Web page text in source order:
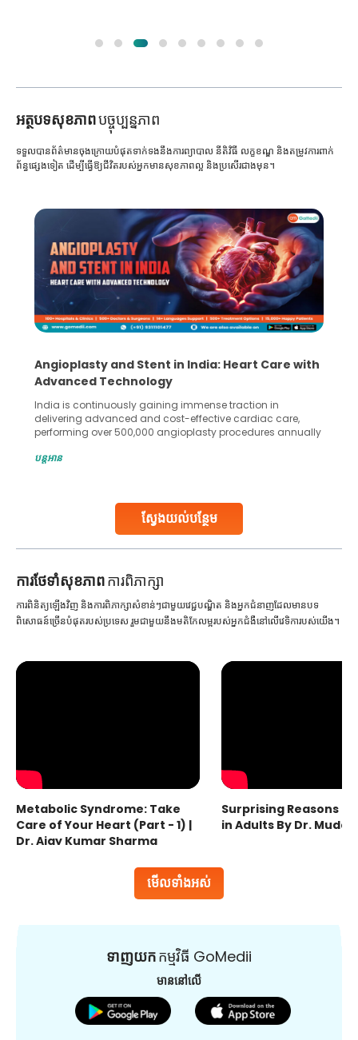
អត្ថបទសុខភាពបច្ចុប្បន្នភាព
ស្វែងយល់បន្ថែម
ទទួលបានព័ត៌មានចុងក្រោយបំផុតទាក់ទងនឹងការព្យាបាល នីតិវិធី លក្ខខណ្ឌ និងតម្រូវការពាក់
ព័ន្ធផ្សេងទៀត ដើម្បីធ្វើឱ្យជីវិតរបស់អ្នកមានសុខភាពល្អ និងប្រសើរជាងមុន។
5 Essential Steps for Effective Human Sperm
Collection and Processing Methods
Human sperm collection and processing are critical steps
in advanced reproductive techniques like In Vitro
Fertilization (IVF) and intrauterine insemination (IUI). These
challenges and help couples achieve their dream of
collected, they process the
បន្តអាន
ការ​ថែទាំ​សុខភាពការពិភាក្សា
មើលទាំងអស់
ការពិនិត្យឡើងវិញ និងការពិភាក្សាសំខាន់ៗជាមួយវេជ្ជបណ្ឌិត និងអ្នកជំនាញដែលមានបទ
ពិសោធន៍ច្រើនបំផុតរបស់ប្រទេស រួមជាមួយនឹងមតិកែលម្អរបស់អ្នកជំងឺនៅលើវេទិការបស់យើង។
Metabolic Syndrome: Take
Care of Your Heart (Part - 1) |
Dr. Ajay Kumar Sharma
Surprising Reasons
in Adults By Dr.
ទាញយកកម្មវិធី GoMedii
មាននៅលើ